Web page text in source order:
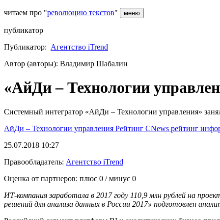
читаем про "революцию текстов" меню
публикатор
Публикатор: Агентство iTrend
Автор (авторы): Владимир Шабалин
«АйДи – Технологии
Системный интегратор «АйДи – Технологии управления»
АйДи – Технологии управления Рейтинг CNews рейтинг
25.07.2018 10:27
Правообладатель: Агентство iTrend
Оценка от партнеров: плюс 0 / минус 0
ИТ-компания заработала в 2017 году 110,9 млн рублей на
решений для анализа данных в России 2017» подготовлен